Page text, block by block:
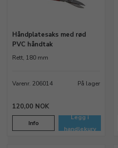
Håndplatesaks med rød
PVC håndtak
Rett, 180 mm
Varenr. 206014 På lager
120,00 NOK
Info
Legg i
handlekurv